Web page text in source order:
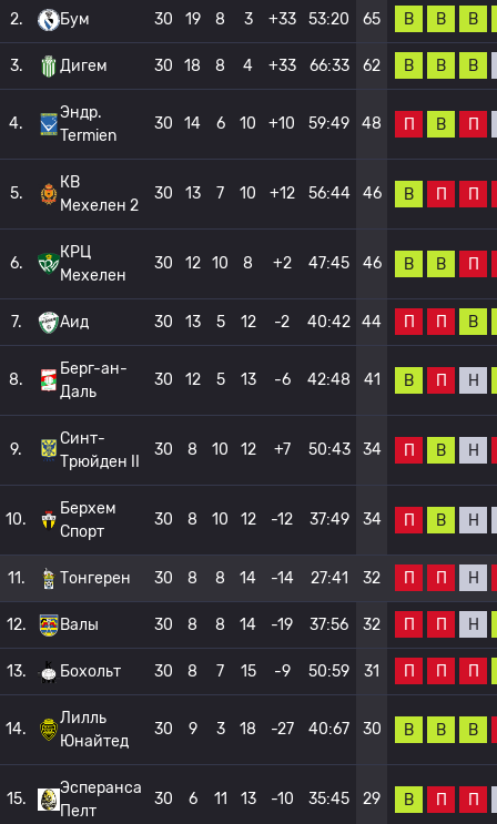
2. Бум 30 19 8 3 +33 53:20 65 В В В
3. Дигем 30 18 8 4 +33 66:33 62 В В В
4.
Эндр.
Termien
30 14 6 10 +10 59:49 48 П В П
5.
КВ
Мехелен 2
30 13 7 10 +12 56:44 46 В П П
6.
КРЦ
Мехелен
30 12 10 8 +2 47:45 46 В В П
7. Аид 30 13 5 12 -2 40:42 44 П П В
8.
Берг-ан-
Даль
30 12 5 13 -6 42:48 41 В П Н
9.
Синт-
Трюйден II
30 8 10 12 +7 50:43 34 П В Н
10.
Берхем
Спорт
30 8 10 12 -12 37:49 34 П В Н
11. Тонгерен 30 8 8 14 -14 27:41 32 П П Н
12. Валы 30 8 8 14 -19 37:56 32 П П Н
13. Бохольт 30 8 7 15 -9 50:59 31 П П П
14.
Лилль
Юнайтед
30 9 3 18 -27 40:67 30 В В В
15.
Эсперанса
Пелт
30 6 11 13 -10 35:45 29 В П П